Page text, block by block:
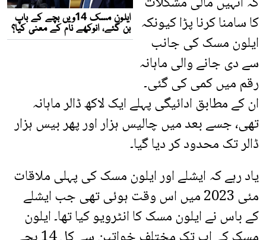
کا سامنا کرنا پڑا کیونکہ
ایلون مسک کی جانب
سے دی جانے والی ماہانہ
رقم میں کمی کی گئی۔
ان کے مطابق ادائیگی پہلے ایک لاکھ ڈالر ماہانہ
تھی، جسے بعد میں چالیس ہزار اور پھر بیس ہزار
ڈالر تک محدود کر دیا گیا۔
یاد رہے کہ ایشلے اور ایلون مسک کی پہلی ملاقات
مئی 2023 میں اس وقت ہوئی تھی جب ایشلے
کے باس نے ایلون مسک کا انٹرویو کیا تھا۔ ایلون